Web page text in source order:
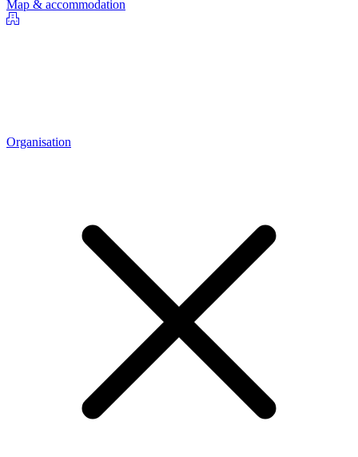
Map & accommodation
Organisation